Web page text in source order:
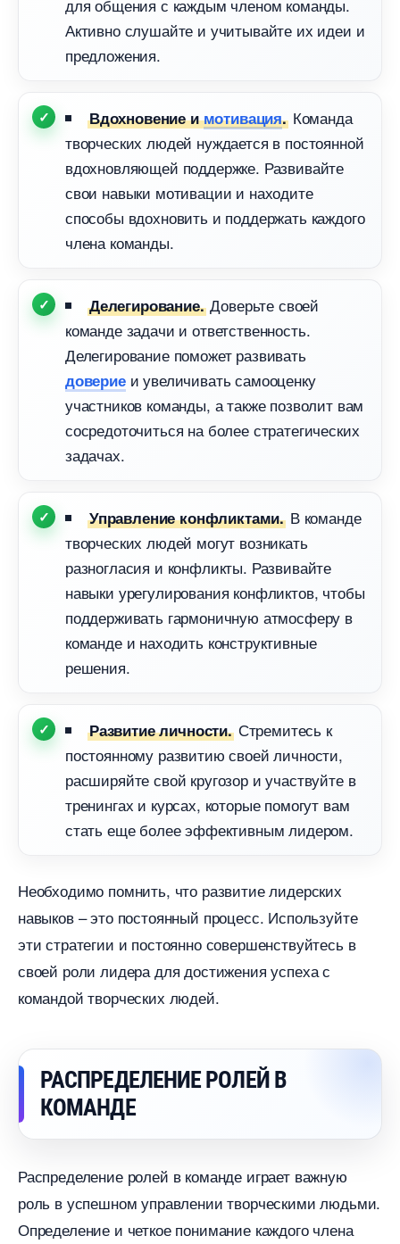
для общения с каждым членом команды.
Активно слушайте и учитывайте их идеи и
предложения.
дохновение имотивация.Команда
творческих людей нуждается в постоянной
дохновляющей поддержке. Развивайте
свои навыки мотивации и находите
способы вдохновить и поддержать каждого
члена команды.
Делегирование.Доверьте своей
команде задачи и ответственность.
Делегирование поможет развивать
довериеи увеличивать самооценку
участников команды, а также позволит вам
сосредоточиться на более стратегических
задачах.
Управление конфликтами. команде
творческих людей могут возникать
разногласия и конфликты. Развивайте
навыки урегулирования конфликтов, чтобы
поддерживать гармоничную атмосферу
команде и находить конструктивные
решения.
Развитие личности.Стремитесь к
постоянному развитию своей личности,
расширяйте свой кругозор и участвуйте
тренингах и курсах, которые помогут вам
стать еще более эффективным лидером.
Необходимо помнить, что развитие лидерских
навыков – это постоянный процесс. Используйте
эти стратегии и постоянно совершенствуйтесь
своей роли лидера для достижения успеха с
командой творческих людей.
РАСПРЕДЕЛЕНИЕ РОЛЕЙ
КОМАНДЕ
Распределение ролей в команде играет важную
роль в успешном управлении творческими людьми.
Определение и четкое понимание каждого члена